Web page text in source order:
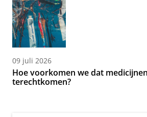
09 juli 2026
Hoe voorkomen we dat
terechtkomen?